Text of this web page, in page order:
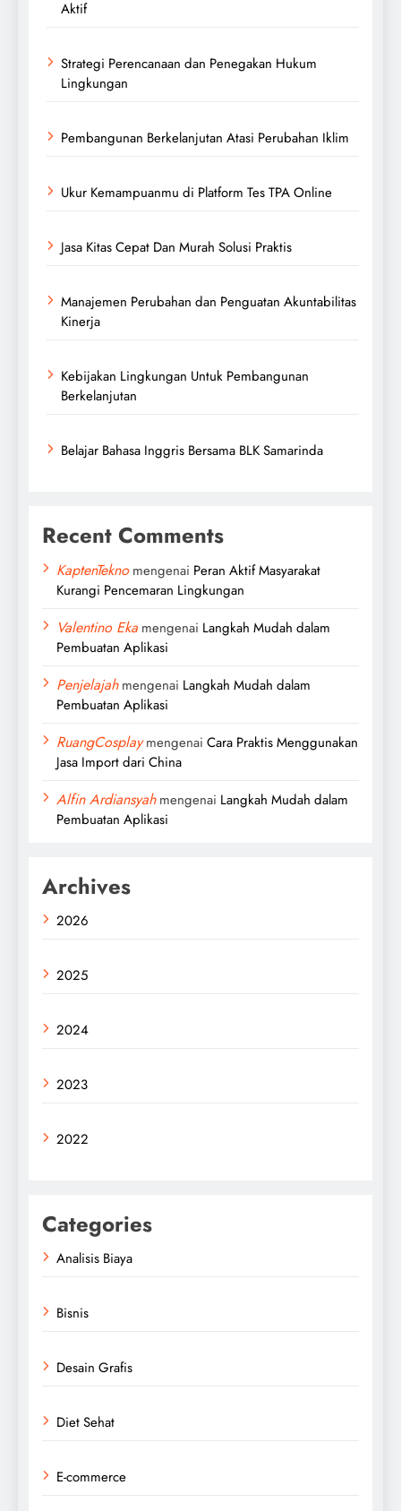
Aktif
Strategi Perencanaan dan Penegakan Hukum
Lingkungan
Pembangunan Berkelanjutan Atasi Perubahan Iklim
Ukur Kemampuanmu di Platform Tes TPA Online
Jasa Kitas Cepat Dan Murah Solusi Praktis
Manajemen Perubahan dan Penguatan Akuntabilitas
Kinerja
Kebijakan Lingkungan Untuk Pembangunan
Berkelanjutan
Belajar Bahasa Inggris Bersama BLK Samarinda
Recent Comments
KaptenTeknomengenai Peran Aktif Masyarakat
Kurangi Pencemaran Lingkungan
Valentino Eka mengenai Langkah Mudah dalam
Pembuatan Aplikasi
Penjelajahmengenai Langkah Mudah dalam
Pembuatan Aplikasi
RuangCosplaymengenai Cara Praktis Menggunakan
Jasa Import dari China
Alfin Ardiansyahmengenai Langkah Mudah dalam
Pembuatan Aplikasi
Archives
2026
2025
2024
2023
2022
Categories
Analisis Biaya
Bisnis
Desain Grafis
Diet Sehat
E-commerce